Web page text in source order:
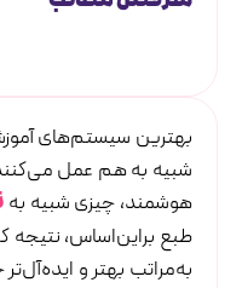
بهترین سیستم‌های
شبیه به هم عمل می‌کنند.
هوشمند، چیزی شبیه به
طبع براین‌اساس، نتیجه
به‌مراتب بهتر و